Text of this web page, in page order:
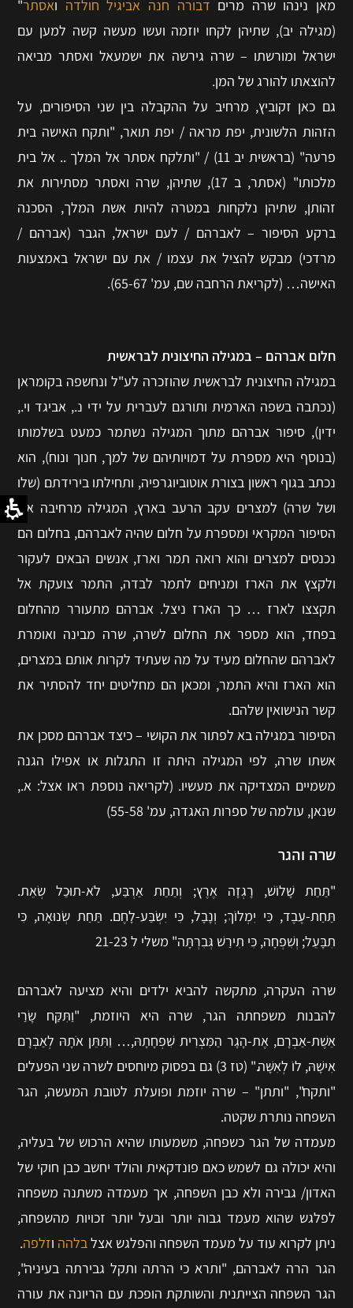
מאן נינהו שרה מרים דבורה חנה אביגיל חולדה ואסתר"
(מגילה יב), שתיהן לקחו יוזמה ועשו מעשה קשה למען עם
ישראל ומורשתו – שרה גירשה את ישמעאל ואסתר מביאה
להוצאתו להורג של המן.
גם כאן זקוביץ, מרחיב על ההקבלה בין שני הסיפורים, על
הזהות הלשונית, יפת מראה / יפת תואר, "ותקח האישה בית
פרעה" (בראשית יב 11) / "ותלקח אסתר אל המלך .. אל בית
מלכותו" (אסתר, ב 17), שתיהן, שרה ואסתר מסתירות את
זהותן, שתיהן נלקחות במטרה להיות אשת המלך, הסכנה
ברקע הסיפור – לאברהם / לעם ישראל, הגבר (אברהם /
מרדכי) מבקש להציל את עצמו / את עם ישראל באמצעות
האישה… (לקריאת הרחבה שם, עמ' 65-67).
חלום אברהם – במגילה החיצונית לבראשית
במגילה החיצונית לבראשית שהוזכרה לע"ל ונחשפה בקומראן
(נכתבה בשפה הארמית ותורגם לעברית על ידי נ., אביגד וי.,
ידין), סיפור אברהם מתוך המגילה נשתמר כמעט בשלמותו
(בנוסף היא מספרת על דמויותיהם של למך, חנוך ונוח), הוא
נכתב בגוף ראשון בצורת אוטוביוגרפיה, ותחילתו בירידתם (שלו
ושל שרה) למצרים עקב הרעב בארץ, המגילה מרחיבה את
הסיפור המקראי ומספרת על חלום שהיה לאברהם, בחלום הם
נכנסים למצרים והוא רואה תמר וארז, אנשים הבאים לעקור
ולקצץ את הארז ומניחים לתמר לבדה, התמר צועקת אל
תקצצו לארז … כך הארז ניצל. אברהם מתעורר מהחלום
בפחד, הוא מספר את החלום לשרה, שרה מבינה ואומרת
לאברהם שהחלום מעיד על מה שעתיד לקרות אותם במצרים,
הוא הארז והיא התמר, ומכאן הם מחליטים יחד להסתיר את
קשר הנישואין שלהם.
הסיפור במגילה בא לפתור את הקושי – כיצד אברהם מסכן את
אשתו שרה, לפי המגילה היתה זו התגלות או אפילו הגנה
משמיים המצדיקה את מעשיו. (לקריאה נוספת ראו אצל: א.,
שנאן, עולמה של ספרות האגדה, עמ' 55-58)
שרה והגר
"תַּחַת שָׁלוֹשׁ, רָגְזָה אֶרֶץ; וְתַחַת אַרְבַּע, לֹא-תוּכַל שְׂאֵת.
תַּחַת-עֶבֶד, כִּי יִמְלוֹךְ; וְנָבָל, כִּי יִשְׂבַּע-לָחֶם. תַּחַת שְׂנוּאָה, כִּי
תִבָּעֵל; וְשִׁפְחָה, כִּי תִירַשׁ גְּבִרְתָּה" משלי ל 21-23
שרה העקרה, מתקשה להביא ילדים והיא מציעה לאברהם
להבנות משפחתה הגר, שרה היא היוזמת, "וַתִּקַּח שָׂרַי
אֵשֶׁת-אַבְרָם, אֶת-הָגָר הַמִּצְרִית שִׁפְחָתָהּ,… וַתִּתֵּן אֹתָהּ לְאַבְרָם
אִישָׁהּ, לוֹ לְאִשָּׁה." (טז 3) גם בפסוק מיוחסים לשרה שני הפעלים
"ותקח", "ותתן" – שרה יוזמת ופועלת לטובת המעשה, הגר
השפחה נותרת שקטה.
מעמדה של הגר כשפחה, משמעותו שהיא הרכוש של בעליה,
והיא יכולה גם לשמש כאם פונדקאית והולד יחשב כבן חוקי של
האדון/ גבירה ולא כבן השפחה, אך מעמדה משתנה משפחה
לפלגש שהוא מעמד גבוה יותר ובעל יותר זכויות מהשפחה,
ניתן לקרוא עוד על מעמד השפחה והפלגש אצלבלהה וזלפה.
הגר הרה לאברהם, "ותרא כי הרתה ותקל גבירתה בעיניה",
הגר השפחה הצייתנית והשותקת הופכת עם הריונה את עורה